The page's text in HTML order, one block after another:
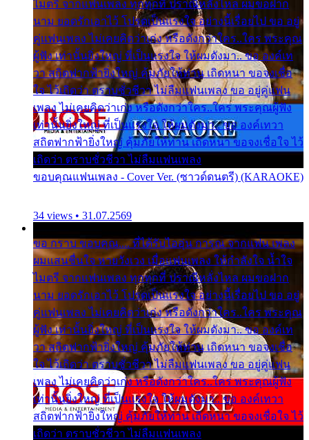
ไมตรี จากแฟนเพลง ทุกทุกที่ ปราณีหลั่งไหล ผมขอฝาก
นาม ยอดรักเอาไว้ โปรดเป็นแรงใจ อย่างนี้เรื่อยไป ขอ อยู่
คู่แฟนเพลง ไม่เคยคิดว่าเก่ง หรือดังกว่าใคร..ใคร พระคุณ
ผู้ฟัง เท่านั้นยิ่งใหญ่ ที่เป็นแรงใจ ให้ผมดังมา.. ขอ องค์เท
วา สถิตฟากฟ้ายิ่งใหญ่ คุ้มภัยให้ท่าน เถิดหนา ขอจงเชื่อ
ใจ ไว้เถิดว่า ตราบชั่วชีวา ไม่ลืมแฟนเพลง ขอ อยู่คู่แฟน
เพลง ไม่เคยคิดว่าเก่ง หรือดังกว่าใคร..ใคร พระคุณผู้ฟัง
เท่านั้นยิ่งใหญ่ ที่เป็นแรงใจ ให้ผมดังมา.. ขอ องค์เทวา
สถิตฟากฟ้ายิ่งใหญ่ คุ้มภัยให้ท่าน เถิดหนา ขอจงเชื่อใจ ไว้
เถิดว่า ตราบชั่วชีวา ไม่ลืมแฟนเพลง
ขอบคุณแฟนเพลง - Cover Ver. (ซาวด์ดนตรี) (KARAOKE)
34 views • 31.07.2569
ขอ กราบ ขอบคุณ.... ที่ได้รับไออุ่น การุณ จากแฟน เพลง
ผมแสนชื่นใจ หายวังเวง เมื่อแฟนเพลง ให้กำลังใจ น้ำใจ
ไมตรี จากแฟนเพลง ทุกทุกที่ ปราณีหลั่งไหล ผมขอฝาก
นาม ยอดรักเอาไว้ โปรดเป็นแรงใจ อย่างนี้เรื่อยไป ขอ อยู่
คู่แฟนเพลง ไม่เคยคิดว่าเก่ง หรือดังกว่าใคร..ใคร พระคุณ
ผู้ฟัง เท่านั้นยิ่งใหญ่ ที่เป็นแรงใจ ให้ผมดังมา.. ขอ องค์เท
วา สถิตฟากฟ้ายิ่งใหญ่ คุ้มภัยให้ท่าน เถิดหนา ขอจงเชื่อ
ใจ ไว้เถิดว่า ตราบชั่วชีวา ไม่ลืมแฟนเพลง ขอ อยู่คู่แฟน
เพลง ไม่เคยคิดว่าเก่ง หรือดังกว่าใคร..ใคร พระคุณผู้ฟัง
เท่านั้นยิ่งใหญ่ ที่เป็นแรงใจ ให้ผมดังมา.. ขอ องค์เทวา
สถิตฟากฟ้ายิ่งใหญ่ คุ้มภัยให้ท่าน เถิดหนา ขอจงเชื่อใจ ไว้
เถิดว่า ตราบชั่วชีวา ไม่ลืมแฟนเพลง